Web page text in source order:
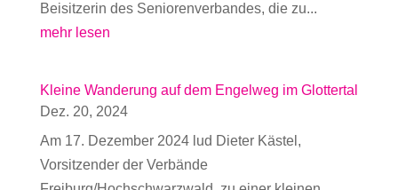
Beisitzerin des Seniorenverbandes, die zu...
mehr lesen
Kleine Wanderung auf dem Engelweg im Glottertal
Dez. 20, 2024
Am 17. Dezember 2024 lud Dieter Kästel,
Vorsitzender der Verbände